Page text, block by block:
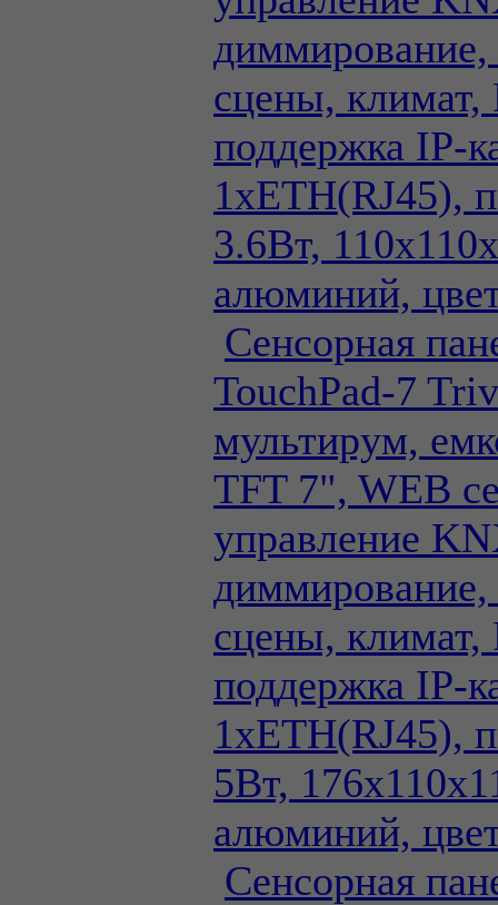
сцены, климат,
поддержка IP-
1xETH(RJ45),
3.6Вт,
алюминий,
Сенсорная
TouchPad-7
мультирум,
TFT 7", WEB
управление
сцены, климат,
поддержка IP-
1xETH(RJ45),
5Вт,
алюминий,
Сенсорная